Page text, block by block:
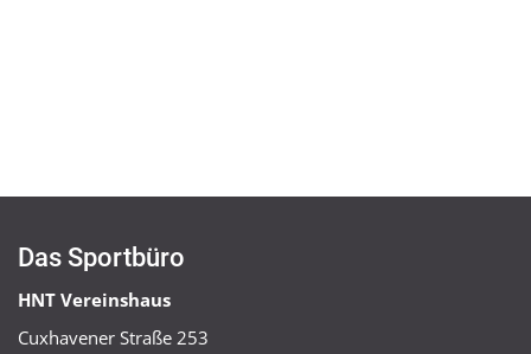
Das Sportbüro
HNT Vereinshaus
Cuxhavener Straße 253